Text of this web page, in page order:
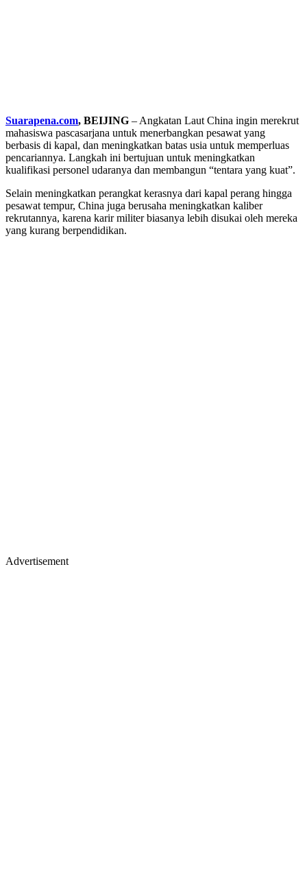
Suarapena.com, BEIJING – Angkatan Laut China ingin merekrut
mahasiswa pascasarjana untuk menerbangkan pesawat yang
berbasis di kapal, dan meningkatkan batas usia untuk memperluas
pencariannya. Langkah ini bertujuan untuk meningkatkan
kualifikasi personel udaranya dan membangun “tentara yang kuat”.
Selain meningkatkan perangkat kerasnya dari kapal perang hingga
pesawat tempur, China juga berusaha meningkatkan kaliber
rekrutannya, karena karir militer biasanya lebih disukai oleh mereka
yang kurang berpendidikan.
Advertisement